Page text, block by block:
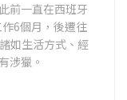
前一直在西班牙
6個月，後遷往
如生活方式、經
涉獵。